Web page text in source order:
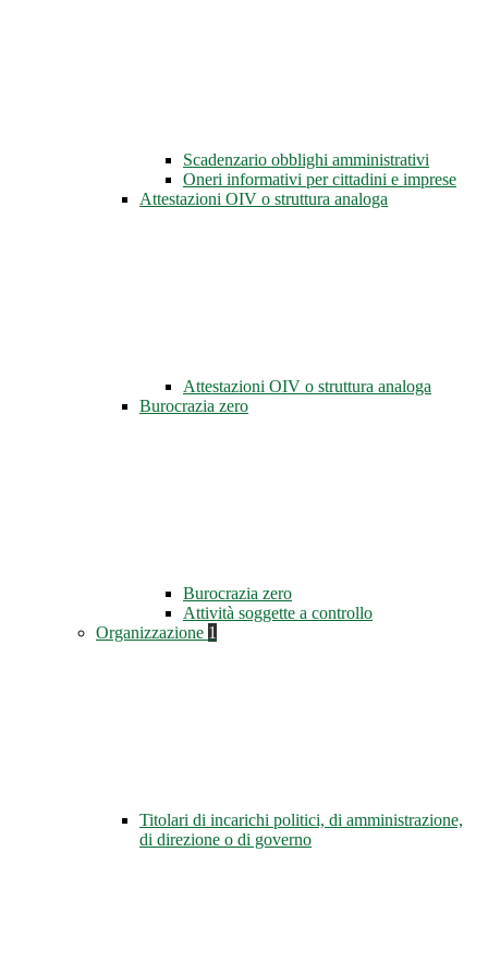
Scadenzario obblighi amministrativi
Oneri informativi per cittadini e imprese
Attestazioni OIV o struttura analoga
Attestazioni OIV o struttura analoga
Burocrazia zero
Burocrazia zero
Attività soggette a controllo
Organizzazione 1
Titolari di incarichi politici, di amministrazione,
di direzione o di governo